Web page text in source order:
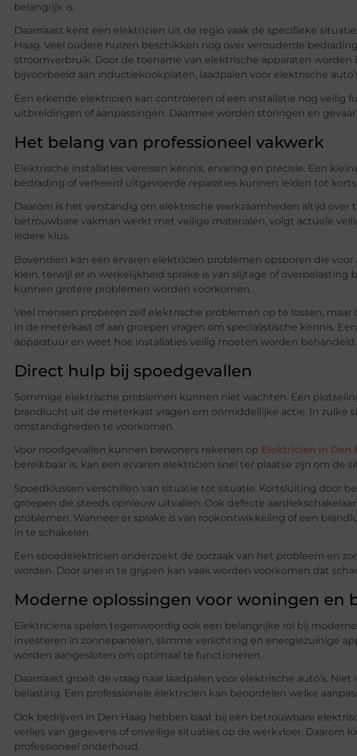
belangrijk is.
Daarnaast kent een elektricien uit de regio vaak de specifieke
Haag. Veel oudere huizen beschikken nog over verouderde
stroomverbruik. Door de toename van elektrische apparaten worden
bijvoorbeeld aan inductiekookplaten, laadpalen voor elektrische
Een erkende elektricien kan controleren of een installatie nog veilig
uitbreidingen of aanpassingen. Daarmee worden storingen en
Het belang van professioneel vakwerk
Elektrische installaties vereisen kennis, ervaring en precisie. Een
bedrading of verkeerd uitgevoerde reparaties kunnen leiden tot
Daarom is het verstandig om elektrische werkzaamheden altijd over
betrouwbare vakman werkt met veilige materialen, volgt actuele
iedere klus.
Bovendien kan een ervaren elektricien problemen opsporen die
klein, terwijl er in werkelijkheid sprake is van slijtage of
kunnen grotere problemen worden voorkomen.
Veel mensen proberen zelf elektrische problemen op te lossen,
in de meterkast of aan groepen vragen om specialistische kennis.
apparatuur en weet hoe installaties veilig moeten worden behandeld.
Direct hulp bij spoedgevallen
Sommige elektrische problemen kunnen niet wachten. Een
brandlucht uit de meterkast vragen om onmiddellijke actie. In zulke
omstandigheden te voorkomen.
Voor noodgevallen kunnen bewoners rekenen op Elektricien in Den
bereikbaar is, kan een ervaren elektricien snel ter plaatse zijn om de
Spoedklussen verschillen van situatie tot situatie. Kortsluiting door
groepen die steeds opnieuw uitvallen. Ook defecte
problemen. Wanneer er sprake is van rookontwikkeling of een
in te schakelen.
Een spoedelektricien onderzoekt de oorzaak van het probleem en
worden. Door snel in te grijpen kan vaak worden voorkomen dat
Moderne oplossingen voor woningen en
Elektriciens spelen tegenwoordig ook een belangrijke rol bij
investeren in zonnepanelen, slimme verlichting en energiezuinige
worden aangesloten om optimaal te functioneren.
Daarnaast groeit de vraag naar laadpalen voor elektrische auto’s.
belasting. Een professionele elektricien kan beoordelen welke
Ook bedrijven in Den Haag hebben baat bij een betrouwbare
verlies van gegevens of onveilige situaties op de werkvloer. Daarom
professioneel onderhoud.